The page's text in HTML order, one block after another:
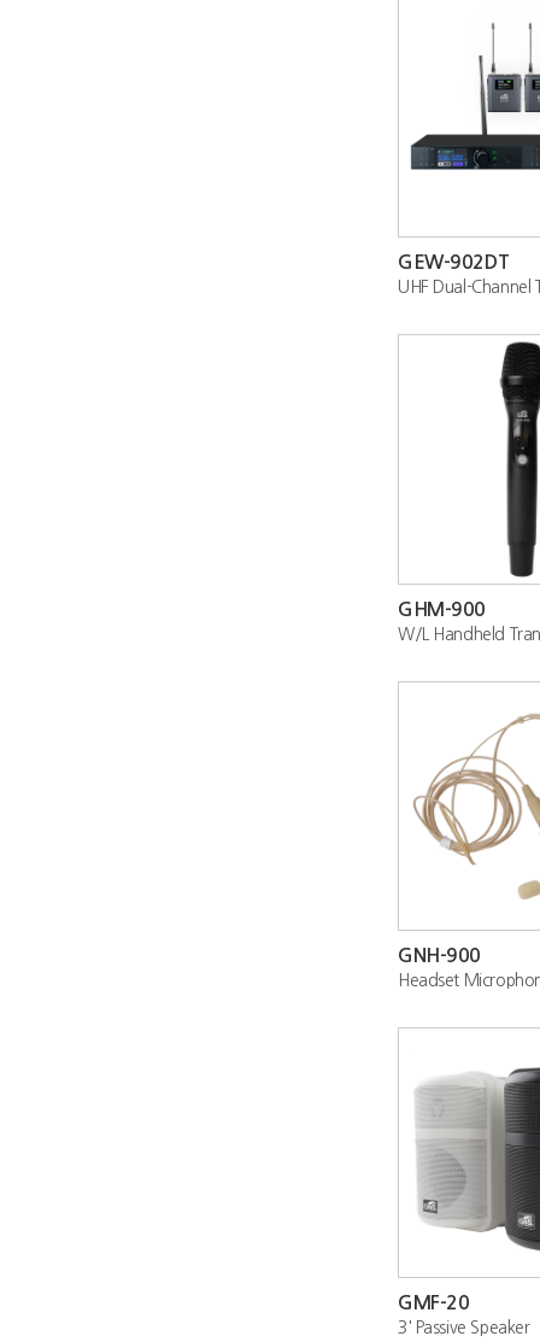
GEW-902DT
GHM-900
GNH-900
Headset
GMF-20
3' Passive Speaker